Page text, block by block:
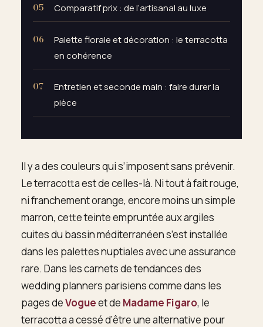
Comparatif prix : de l’artisanal au luxe
Palette florale et décoration : le terracotta
en cohérence
Entretien et seconde main : faire durer la
pièce
Il y a des couleurs qui s’imposent sans prévenir.
Le terracotta est de celles-là. Ni tout à fait rouge,
ni franchement orange, encore moins un simple
marron, cette teinte empruntée aux argiles
cuites du bassin méditerranéen s’est installée
dans les palettes nuptiales avec une assurance
rare. Dans les carnets de tendances des
wedding planners parisiens comme dans les
pages deVogueet de Madame Figaro, le
terracotta a cessé d’être une alternative pour